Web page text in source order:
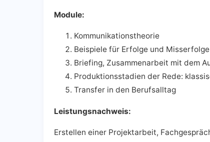
Module:
Kommunikationstheorie
Beispiele für Erfolge und Misserfolge
Briefing, Zusammenarbeit mit dem
Produktionsstadien der Rede:
Transfer in den Berufsalltag
Leistungsnachweis:
Erstellen einer Projektarbeit,